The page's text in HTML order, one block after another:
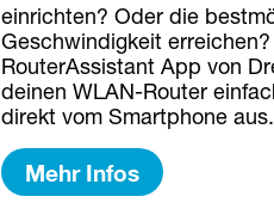
einrichten? Oder die
Geschwindigkeit
RouterAssistant App von
deinen WLAN-Router
direkt vom Smartphone aus.
Mehr Infos